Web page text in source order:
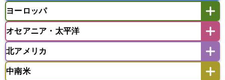
マレーシア
ミャンマー
ラオス人民民主共和国
東ティモール民主共和国
バングラデシュ
モルディブ
アフガニスタン
イスラエル
ウズベキスタン
オマーン
カザフスタン
カタール
キプロス
キルギス
ヨーロッパ
アイスランド
アゼルバイジャン
イギリス
イタリア
ウクライナ
オセアニア・太平洋
アメリカ領サモア
北アメリカ
中南米